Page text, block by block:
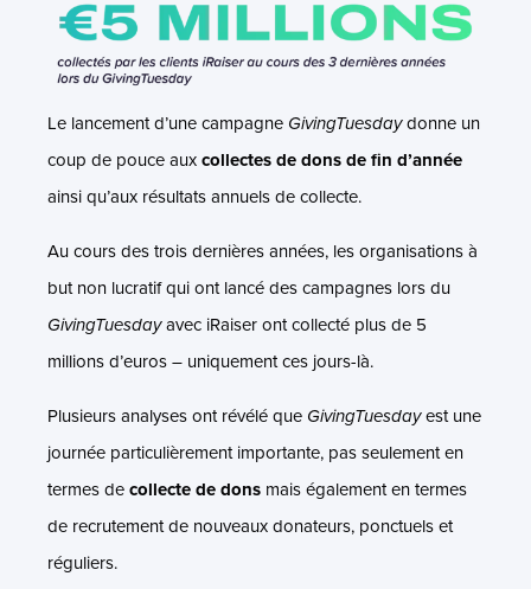
Le lancement d’une campagne GivingTuesdaydonne un
coup de pouce auxcollectes de dons de fin d’année
ainsi qu’aux résultats annuels de collecte.
Au cours des trois dernières années, les organisations à
but non lucratif qui ont lancé des campagnes lors du
GivingTuesdayavec iRaiser ont collecté plus de 5
millions d’euros – uniquement ces jours-là.
Plusieurs analyses ont révélé que GivingTuesdayest une
journée particulièrement importante, pas seulement en
termes decollecte de dons mais également en termes
de recrutement de nouveaux donateurs, ponctuels et
réguliers.